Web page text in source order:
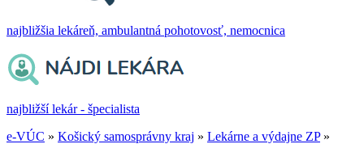
najbližšia lekáreň, ambulantná pohotovosť, nemocnica
najbližší lekár - špecialista
e-VÚC » Košický samosprávny kraj » Lekárne a výdajne ZP»